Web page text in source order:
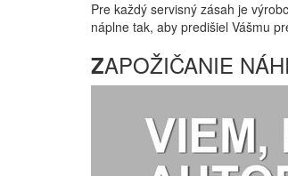
Pre každý servisný zásah je
náplne tak, aby predišiel Vášmu
ZAPOŽIČANIE